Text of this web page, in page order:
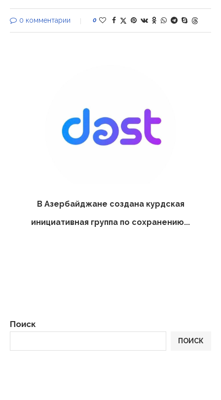
0 комментарии 0
В Азербайджане создана курдская
инициативная группа по сохранению...
Поиск
ПОИСК